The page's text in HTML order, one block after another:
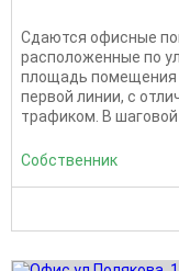
Сдаются офисные
расположенные по
площадь помещения
первой линии, с
трафиком. В
Собственник